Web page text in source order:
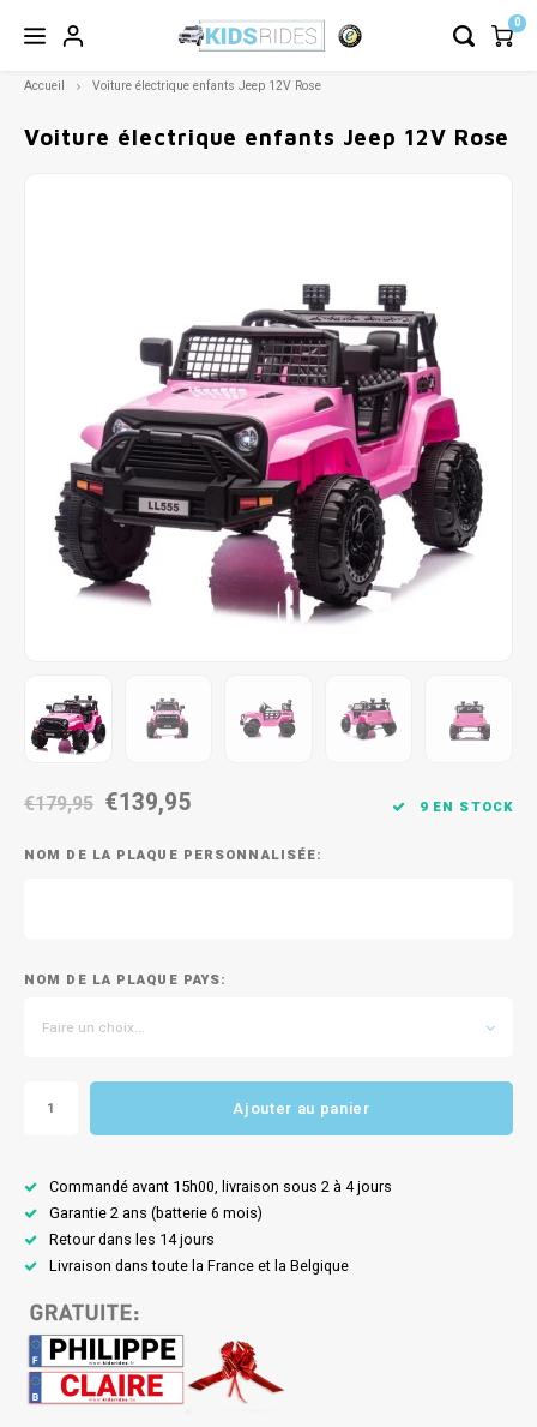
0
Accueil Voiture électrique enfants Jeep 12V Rose
Voiture électrique enfants Jeep 12V Rose
€179,95 €139,95 9 EN STOCK
NOM DE LA PLAQUE PERSONNALISÉE:
NOM DE LA PLAQUE PAYS:
Faire un choix...
Ajouter au panier
Commandé avant 15h00, livraison sous 2 à 4 jours
Garantie 2 ans (batterie 6 mois)
Retour dans les 14 jours
Livraison dans toute la France et la Belgique